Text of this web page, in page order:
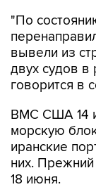
"По
вывели из
двух судов в
говорится в
ВМС США 14
морскую
иранские
них.
18 июня.